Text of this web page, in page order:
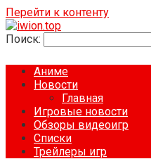
Перейти к контенту
Поиск:
Аниме
Новости
Главная
Игровые новости
Обзоры видеоигр
Списки
Трейлеры игр